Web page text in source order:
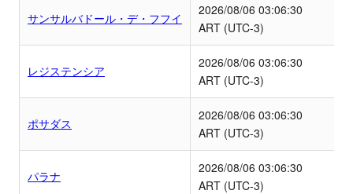
サンサルバドール・デ・フフイ
2026/08/06 03:06:30
ART (UTC-3)
レジステンシア
2026/08/06 03:06:30
ART (UTC-3)
ポサダス
2026/08/06 03:06:30
ART (UTC-3)
パラナ
2026/08/06 03:06:30
ART (UTC-3)